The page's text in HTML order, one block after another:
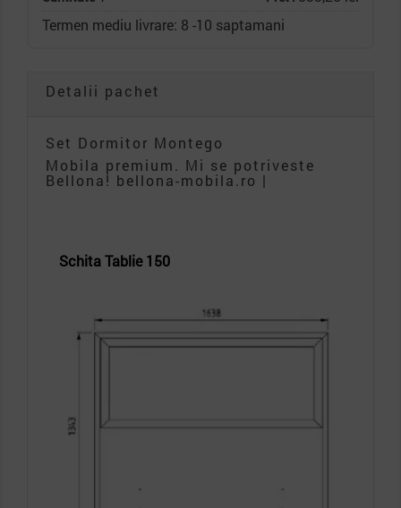
Termen mediu livrare: 8 -10 saptamani
Detalii pachet
Set Dormitor Montego
Mobila premium. Mi se potriveste
Bellona! bellona-mobila.ro |
Schita Tablie 150